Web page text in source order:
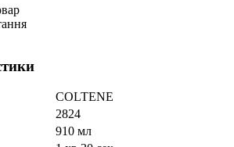
COLTENE
2824
910 мл